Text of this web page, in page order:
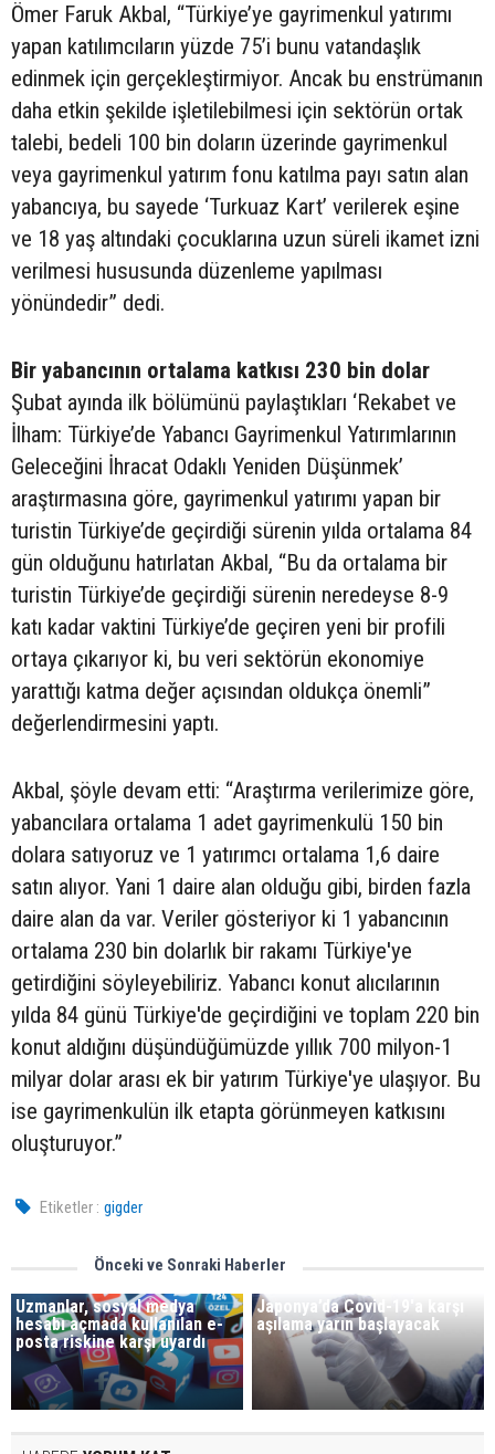
Ömer Faruk Akbal, “Türkiye’ye gayrimenkul yatırımı
yapan katılımcıların yüzde 75’i bunu vatandaşlık
edinmek için gerçekleştirmiyor. Ancak bu enstrümanın
daha etkin şekilde işletilebilmesi için sektörün ortak
talebi, bedeli 100 bin doların üzerinde gayrimenkul
veya gayrimenkul yatırım fonu katılma payı satın alan
yabancıya, bu sayede ‘Turkuaz Kart’ verilerek eşine
ve 18 yaş altındaki çocuklarına uzun süreli ikamet izni
verilmesi hususunda düzenleme yapılması
yönündedir” dedi.
Bir yabancının ortalama katkısı 230 bin dolar
Şubat ayında ilk bölümünü paylaştıkları ‘Rekabet ve
İlham: Türkiye’de Yabancı Gayrimenkul Yatırımlarının
Geleceğini İhracat Odaklı Yeniden Düşünmek’
araştırmasına göre, gayrimenkul yatırımı yapan bir
turistin Türkiye’de geçirdiği sürenin yılda ortalama 84
gün olduğunu hatırlatan Akbal, “Bu da ortalama bir
turistin Türkiye’de geçirdiği sürenin neredeyse 8-9
katı kadar vaktini Türkiye’de geçiren yeni bir profili
ortaya çıkarıyor ki, bu veri sektörün ekonomiye
yarattığı katma değer açısından oldukça önemli”
değerlendirmesini yaptı.
Akbal, şöyle devam etti: “Araştırma verilerimize göre,
yabancılara ortalama 1 adet gayrimenkulü 150 bin
dolara satıyoruz ve 1 yatırımcı ortalama 1,6 daire
satın alıyor. Yani 1 daire alan olduğu gibi, birden fazla
daire alan da var. Veriler gösteriyor ki 1 yabancının
ortalama 230 bin dolarlık bir rakamı Türkiye'ye
getirdiğini söyleyebiliriz. Yabancı konut alıcılarının
yılda 84 günü Türkiye'de geçirdiğini ve toplam 220 bin
konut aldığını düşündüğümüzde yıllık 700 milyon-1
milyar dolar arası ek bir yatırım Türkiye'ye ulaşıyor. Bu
ise gayrimenkulün ilk etapta görünmeyen katkısını
oluşturuyor.”
Etiketler : gigder
Önceki ve Sonraki Haberler
Uzmanlar, sosyal medya
hesabı açmada kullanılan e-
posta riskine karşı uyardı
Japonya’da Covid-19'a karşı
aşılama yarın başlayacak